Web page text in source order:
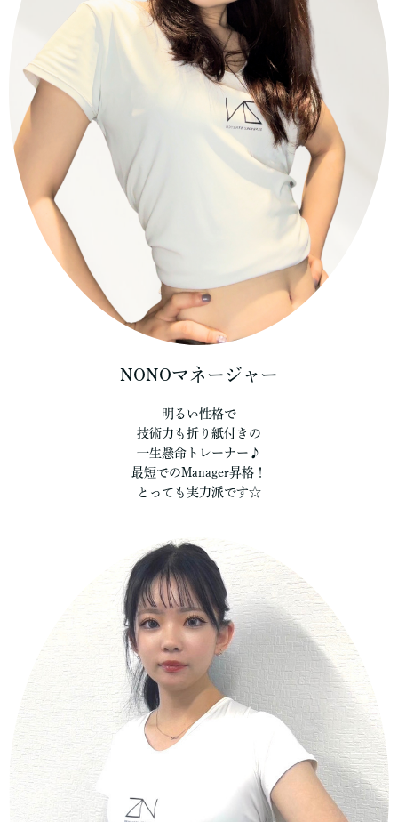
NONOマネージャー
明るい性格で
技術力も折り紙付きの
一生懸命トレーナー♪
最短でのManager昇格！
とっても実力派です☆